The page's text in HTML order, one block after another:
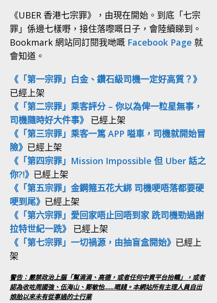
《UBER 香港七宗罪》，由現在開始。到底「七宗
罪」係邊七樣嘢，接住落嚟嘅日子，會陸續睇到。
Bookmark 網站同訂閱我哋嘅 Facebook Page 就
會知道。
《「第一宗罪」白金、鑽石級司機一定好高質？》
已經上架
《「第二宗罪」乘客評分 – 你以為俾一粒星無事，
司機隨時好大件事》
已經上架
《「第三宗罪」乘客一篤 APP 嗌車，司機就開始冒
險》 已經上架
《「第四宗罪」Mission Impossible 但 Uber 話之
你?!》 已經上架
《「第五宗罪」金鋼箍五花大綁 司機哽唔落都要硬
哽到尾》 已經上架
《「第六宗罪」愛回家唔止回唔到家 跣司機勁過謝
拉特世紀一跣》
已經上架
《「第七宗罪」一切禍源，由抽盲盒開始》 已經上
架
警告：嚴禁政治上腦「幫滴滴、高德，或者任何中資平台抬轎」，或者
認為收咗周國強、伍海山、鄭敏怡……嘅錢。本網站所有主理人員自出
娘胎以來未有從事過的士行業